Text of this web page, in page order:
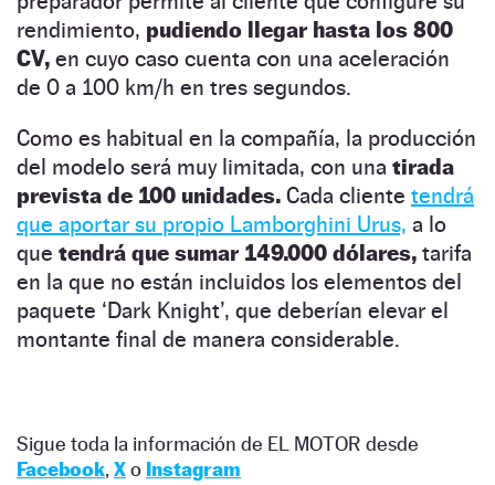
rendimiento, pudiendo llegar hasta los 800
CV, en cuyo caso cuenta con una aceleración
de 0 a 100 km/h en tres segundos.
Como es habitual en la compañía, la producción
del modelo será muy limitada, con una tirada
prevista de 100 unidades. Cada cliente tendrá
que aportar su propio Lamborghini Urus, a lo
que tendrá que sumar 149.000 dólares, tarifa
en la que no están incluidos los elementos del
paquete ‘Dark Knight’, que deberían elevar el
montante final de manera considerable.
Sigue toda la información de EL MOTOR desde
Facebook, Xo Instagram